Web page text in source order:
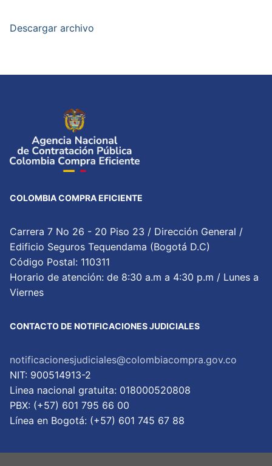
Descargar archivo
COLOMBIA COMPRA EFICIENTE
Carrera 7 No 26 - 20 Piso 23 / Dirección General /
Edificio Seguros Tequendama (Bogotá D.C)
Código Postal: 110311
Horario de atención: de 8:30 a.m a 4:30 p.m / Lunes a
Viernes
CONTACTO DE NOTIFICACIONES JUDICIALES
notificacionesjudiciales@colombiacompra.gov.co
NIT: 900514913-2
Linea nacional gratuita: 018000520808
PBX: (+57) 601 795 66 00
Lí­nea en Bogotá: (+57) 601 745 67 88